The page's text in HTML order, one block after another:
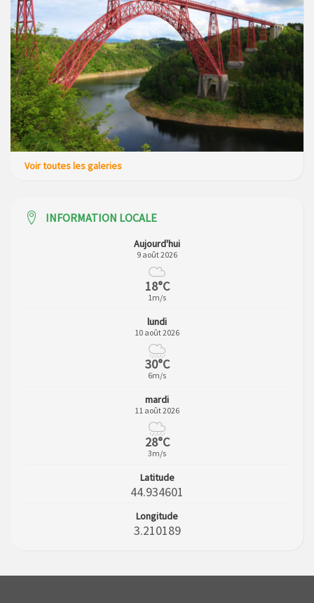
Voir toutes les galeries
INFORMATION LOCALE
Aujourd'hui
9 août 2026
18°C
1m/s
lundi
10 août 2026
30°C
6m/s
mardi
11 août 2026
28°C
3m/s
Latitude
44.934601
Longitude
3.210189